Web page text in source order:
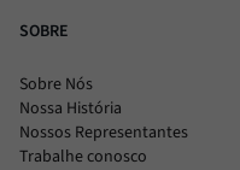
SOBRE
Sobre Nós
Nossa História
Nossos Representantes
Trabalhe conosco